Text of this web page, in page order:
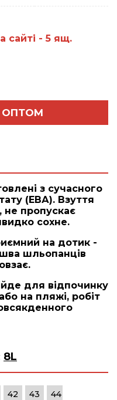
сайтi - 5 ящ.
ОПТОМ
з сучасного
(ЕВА). Взуття
не пропускає
сохне.
на дотик -
шльопанців
для відпочинку
на пляжі, робіт
8L
42 43 44